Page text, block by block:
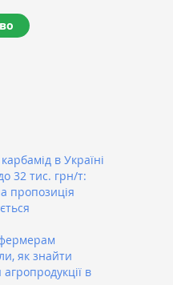
в Україні
32 тис. грн/т:
пропозиція
як знайти
в